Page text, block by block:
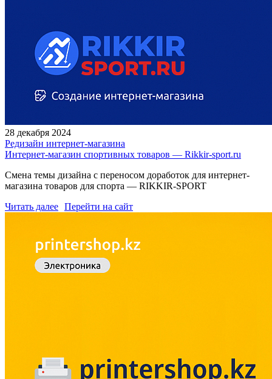
28 декабря 2024
Редизайн интернет-магазина
Интернет-магазин спортивных товаров — Rikkir-sport.ru
Смена темы дизайна с переносом доработок для интернет-
магазина товаров для спорта — RIKKIR-SPORT
Читать далее Перейти на сайт